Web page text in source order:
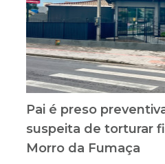
Pai é preso
suspeita de torturar
Morro da Fumaça